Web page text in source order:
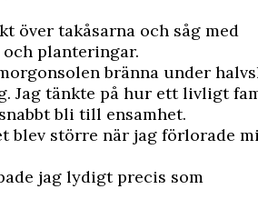
över takåsarna och såg med
planteringar.
bränna under
Jag tänkte på hur ett livligt
bli till ensamhet.
blev större när jag förlorade
jag lydigt precis som